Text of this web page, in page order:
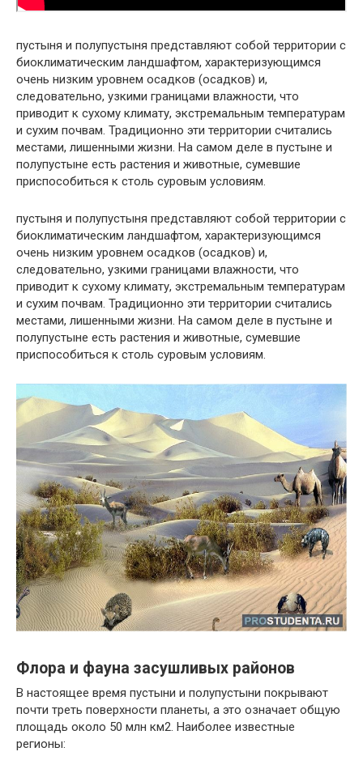
пустыня и полупустыня представляют собой территории с
биоклиматическим ландшафтом, характеризующимся
очень низким уровнем осадков (осадков) и,
следовательно, узкими границами влажности, что
приводит к сухому климату, экстремальным температурам
и сухим почвам. Традиционно эти территории считались
местами, лишенными жизни. На самом деле в пустыне и
полупустыне есть растения и животные, сумевшие
приспособиться к столь суровым условиям.
пустыня и полупустыня представляют собой территории с
биоклиматическим ландшафтом, характеризующимся
очень низким уровнем осадков (осадков) и,
следовательно, узкими границами влажности, что
приводит к сухому климату, экстремальным температурам
и сухим почвам. Традиционно эти территории считались
местами, лишенными жизни. На самом деле в пустыне и
полупустыне есть растения и животные, сумевшие
приспособиться к столь суровым условиям.
Флора и фауна засушливых районов
В настоящее время пустыни и полупустыни покрывают
почти треть поверхности планеты, а это означает общую
площадь около 50 млн км2. Наиболее известные
регионы: